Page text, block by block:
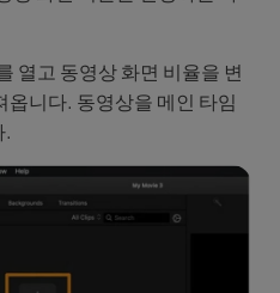
열고 동영상 화면 비율을 변
옵니다. 동영상을 메인 타임
.